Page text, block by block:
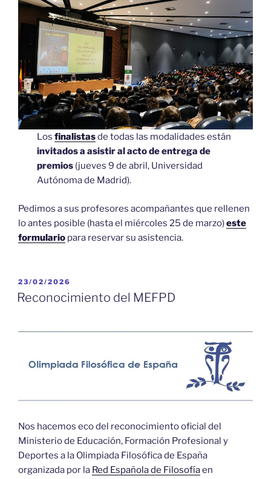
Losfinalistasde todas las modalidades están
invitados a asistir al acto de entrega de
premios (jueves 9 de abril, Universidad
Autónoma de Madrid).
Pedimos a sus profesores acompañantes que rellenen
lo antes posible (hasta el miércoles 25 de marzo)este
formulario para reservar su asistencia.
PUBLICADO
EL
23/02/2026
Reconocimiento del MEFPD
Nos hacemos eco del reconocimiento oficial del
Ministerio de Educación, Formación Profesional y
Deportes a la Olimpiada Filosófica de España
organizada por la Red Española de Filosofíaen